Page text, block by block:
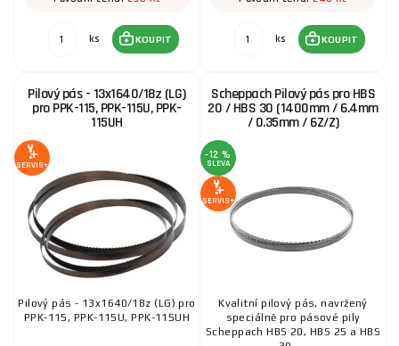
ks KOUPIT ks KOUPIT
Pilový pás - 13x1640/18z (LG)
pro PPK-115, PPK-115U, PPK-
115UH
SERVIS+
Pilový pás - 13x1640/18z (LG) pro
PPK-115, PPK-115U, PPK-115UH
Scheppach Pilový pás pro HBS
20 / HBS 30 (1400mm / 6.4mm
/ 0.35mm / 6Z/Z)
-12 %
SLEVA
SERVIS+
Kvalitní pilový pás, navržený
speciálně pro pásové pily
Scheppach HBS 20, HBS 25 a HBS